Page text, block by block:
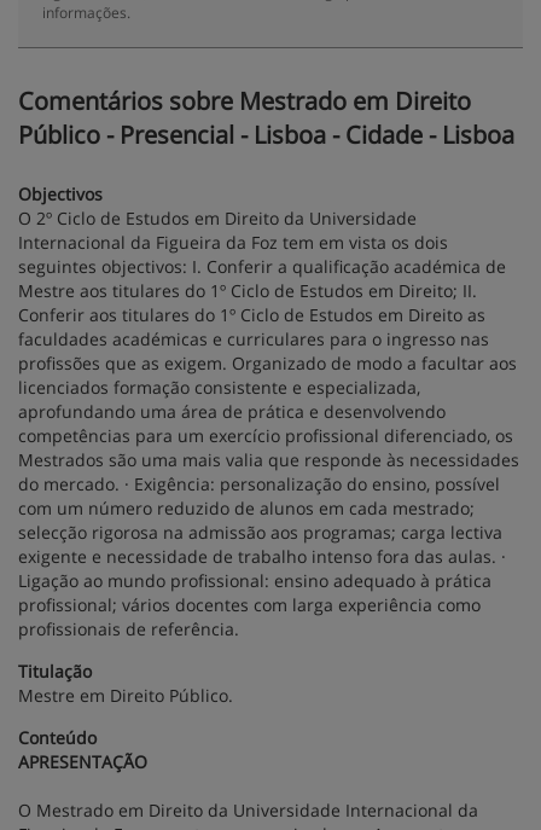
informações.
Comentários sobre Mestrado em Direito
Público - Presencial - Lisboa - Cidade - Lisboa
Objectivos
O 2º Ciclo de Estudos em Direito da Universidade
Internacional da Figueira da Foz tem em vista os dois
seguintes objectivos: I. Conferir a qualificação académica de
Mestre aos titulares do 1º Ciclo de Estudos em Direito; II.
Conferir aos titulares do 1º Ciclo de Estudos em Direito as
faculdades académicas e curriculares para o ingresso nas
profissões que as exigem. Organizado de modo a facultar aos
licenciados formação consistente e especializada,
aprofundando uma área de prática e desenvolvendo
competências para um exercício profissional diferenciado, os
Mestrados são uma mais valia que responde às necessidades
do mercado. · Exigência: personalização do ensino, possível
com um número reduzido de alunos em cada mestrado;
selecção rigorosa na admissão aos programas; carga lectiva
exigente e necessidade de trabalho intenso fora das aulas. ·
Ligação ao mundo profissional: ensino adequado à prática
profissional; vários docentes com larga experiência como
profissionais de referência.
Titulação
Mestre em Direito Público.
Conteúdo
APRESENTAÇÃO
O Mestrado em Direito da Universidade Internacional da